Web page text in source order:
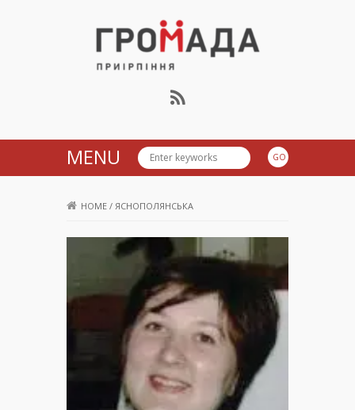
Громада Приірпіння
MENU
HOME / ЯСНОПОЛЯНСЬКА